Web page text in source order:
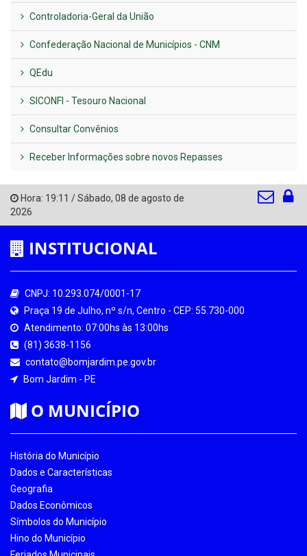
Controladoria-Geral da União
Confederação Nacional de Municípios - CNM
QEdu
SICONFI - Tesouro Nacional
Consultar Convênios
Receber Informações sobre novos Repasses
Hora: 19:11 /Sábado, 08 de agosto de
2026
INSTITUCIONAL
CNPJ: 10.293.074/0001-17
Praça 19 de Julho, nº s/n, Centro - CEP: 55.730-000
Atendimento: 07:00hs às 13:00hs
(81) 3638-1156
contato@bomjardim.pe.gov.br
Bom Jardim - PE
O MUNICÍPIO
História do Município
Dados e Características
Geografia
Dados Econômicos
Símbolos do Município
Hino do Município